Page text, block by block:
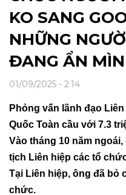
KO SANG
NHỮNG
ĐANG ẨN
01/09/2025 - 2:14
Phỏng vấn lãnh đạo
Quốc Toàn cầu với 7.3
Vào tháng 10 năm
tịch Liên hiệp các tổ
Tại Liên hiệp, ông đã bỏ
chức.